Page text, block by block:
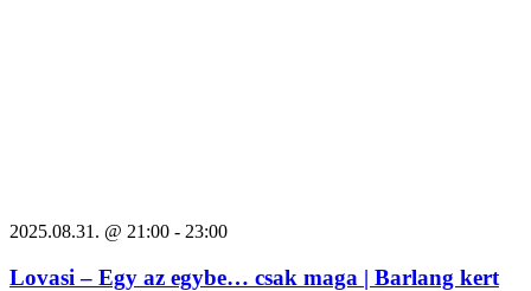
2025.08.31. @ 21:00 - 23:00
Lovasi – Egy az egybe… csak maga | Barlang kert